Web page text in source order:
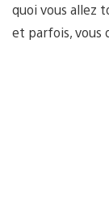
quoi vous allez
et parfois, vous